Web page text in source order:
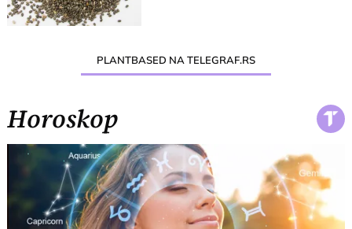
PLANTBASED NA TELEGRAF.RS
Horoskop